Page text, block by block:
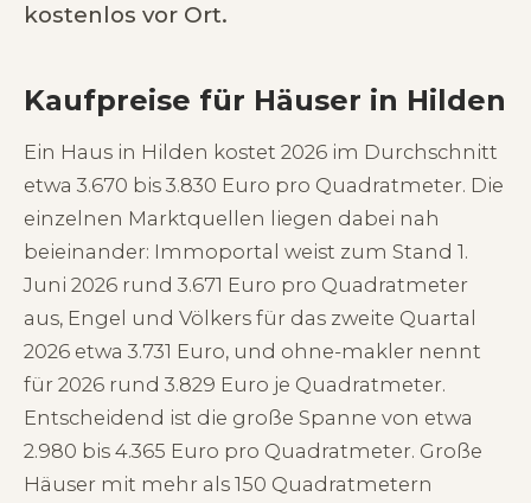
kostenlos vor Ort.
Kaufpreise für Häuser in Hilden
Ein Haus in Hilden kostet 2026 im Durchschnitt
etwa 3.670 bis 3.830 Euro pro Quadratmeter. Die
einzelnen Marktquellen liegen dabei nah
beieinander: Immoportal weist zum Stand 1.
Juni 2026 rund 3.671 Euro pro Quadratmeter
aus, Engel und Völkers für das zweite Quartal
2026 etwa 3.731 Euro, und ohne-makler nennt
für 2026 rund 3.829 Euro je Quadratmeter.
Entscheidend ist die große Spanne von etwa
2.980 bis 4.365 Euro pro Quadratmeter. Große
Häuser mit mehr als 150 Quadratmetern